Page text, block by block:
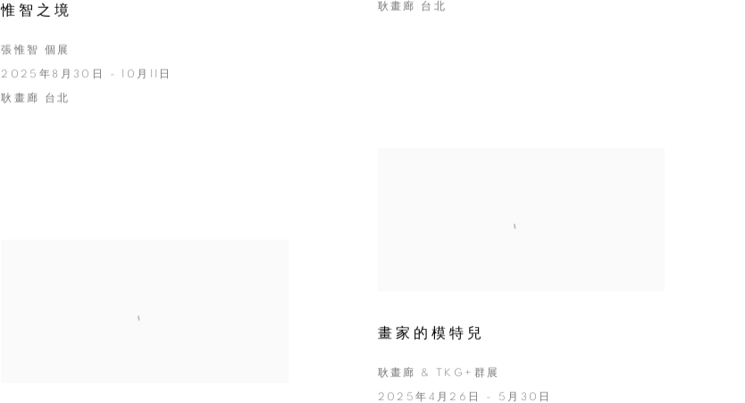
惟智之境
張惟智 個展
2025年8月30日 - 10月11日
耿畫廊 台北
耿畫廊 台北
畫家的模特兒
耿畫廊 & TKG+群展
2025年4月26日 - 5月30日